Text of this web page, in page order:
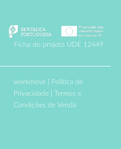
Ficha do projeto UDE 12449
workmove
Política de
Privacidade
Termos e
Condições de Venda